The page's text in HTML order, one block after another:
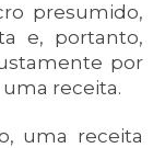
presumido,
e, portanto,
por
receita.
uma receita